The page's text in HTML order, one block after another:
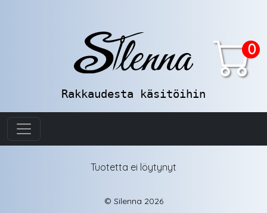
0
Rakkaudesta käsitöihin
Tuotetta ei löytynyt
© Silenna 2026